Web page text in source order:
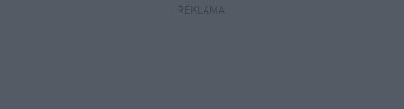
REKLAMA